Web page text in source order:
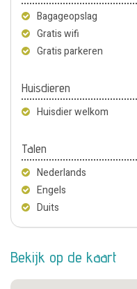
Bagageopslag
Gratis wifi
Gratis parkeren
Huisdieren
Huisdier welkom
Talen
Nederlands
Engels
Duits
Bekijk op de kaart